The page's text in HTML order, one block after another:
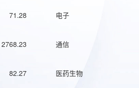
71.28 电子
2768.23 通信
82.27 医药生物